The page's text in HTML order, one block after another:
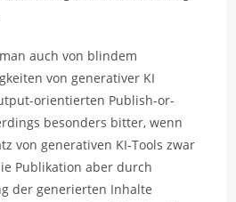
auch von blindem
von generativer KI
orientierten Publish-or-
besonders bitter, wenn
von generativen KI-Tools zwar
Publikation aber durch
der generierten Inhalte